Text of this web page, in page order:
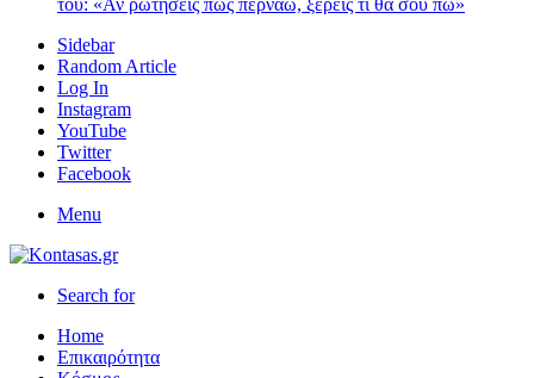
του: «Αν ρωτήσεις πώς περνάω, ξέρεις τι θα σου πω»
Sidebar
Random Article
Log In
Instagram
YouTube
Twitter
Facebook
Menu
Search for
Home
Επικαιρότητα